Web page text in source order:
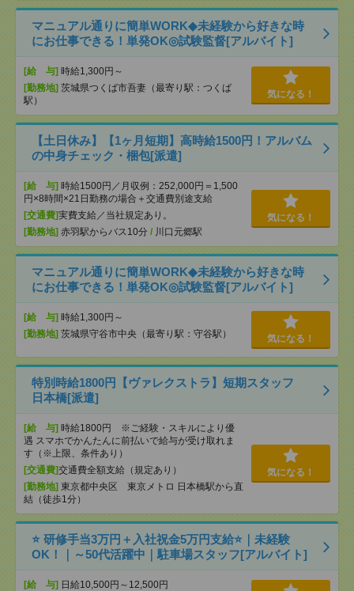
マニュアル通りに簡単WORK◆未経験から好きな時
にお仕事できる！単発OK◎試験監督[アルバイト]
[給 与] 時給1,300円～
[勤務地] 茨城県つくば市吾妻（最寄り駅：つくば
駅）
気になる！
【土日休み】【1ヶ月短期】高時給1500円！アルバム
の中身チェック・梱包[派遣]
[給 与] 時給1500円／月収例：252,000円＝1,500
円×8時間×21日勤務の場合＋交通費別途支給
[交通費]実費支給／当社規定あり。
[勤務地] 赤羽駅からバス10分 / 川口元郷駅
気になる！
マニュアル通りに簡単WORK◆未経験から好きな時
にお仕事できる！単発OK◎試験監督[アルバイト]
[給 与] 時給1,300円～
[勤務地] 茨城県守谷市中央（最寄り駅：守谷駅） 気になる！
特別時給1800円【ヴァレクストラ】短期スタッフ
日本橋[派遣]
[給 与] 時給1800円 ※ご経験・スキルにより優
遇 スマホでかんたんに前払いで給与が受け取れま
す（※上限、条件あり）
[交通費]交通費全額支給（規定あり）
[勤務地] 東京都中央区 東京メトロ 日本橋駅から直
結（徒歩1分）
気になる！
⭐ 研修手当3万円＋入社祝金5万円支給⭐｜未経験
OK！｜～50代活躍中｜駐車場スタッフ[アルバイト]
[給 与] 日給10,500円～12,500円